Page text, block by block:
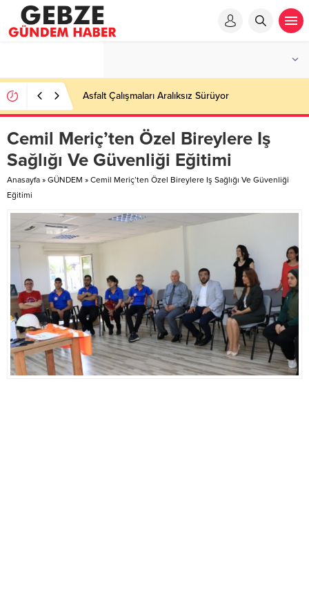
Asfalt Çalışmaları Aralıksız Sürüyor
Cemil Meriç’ten Özel Bireylere Iş
Sağlığı Ve Güvenliği Eğitimi
Anasayfa » GÜNDEM » Cemil Meriç’ten Özel Bireylere Iş Sağlığı Ve Güvenliği
Eğitimi